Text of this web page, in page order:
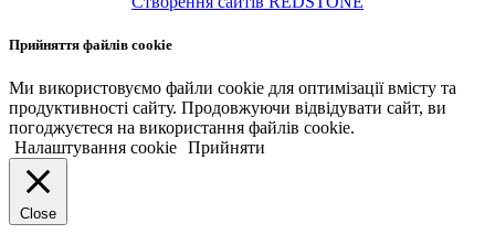
Прийняття файлів cookie
Ми використовуємо файли cookie для оптимізації вмісту та
продуктивності сайту. Продовжуючи відвідувати сайт, ви
погоджуєтеся на використання файлів cookie.
Налаштування cookie Прийняти
Close